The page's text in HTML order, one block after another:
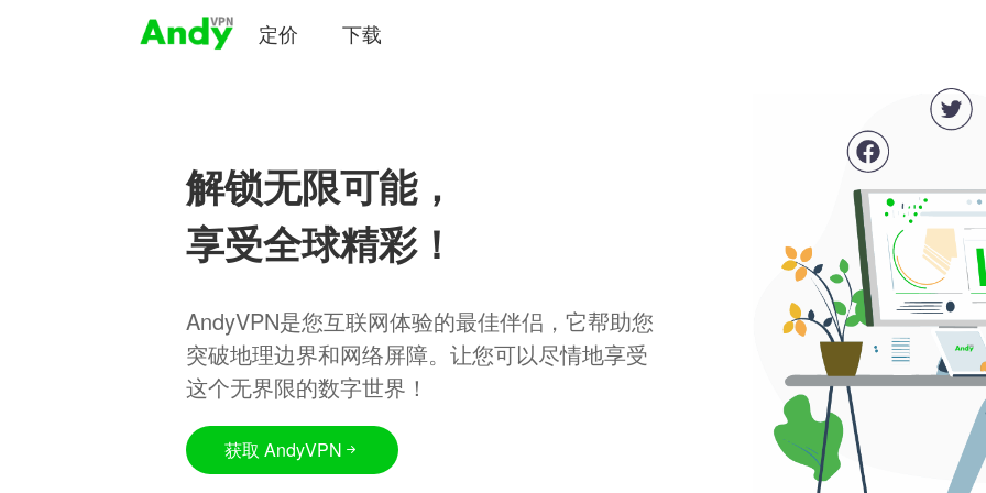
定价 下载
解锁无限可能，
享受全球精彩！
AndyVPN是您互联网体验的最佳伴侣，它帮助您
突破地理边界和网络屏障。让您可以尽情地享受
这个无界限的数字世界！
获取 AndyVPN